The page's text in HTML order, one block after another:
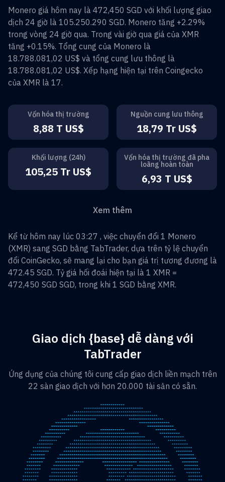
Monero giá hôm nay là 472,450 SGD với khối lượng giao
dịch 24 giờ là 105.250.290 SGD. Monero tăng +2.29%
trong vòng 24 giờ qua. Trong vài giờ qua giá của XMR
tăng +0.15%. Tổng cung của Monero là
18.788.081,02 US$ và tổng cung lưu thông là
18.788.081,02 US$. Xếp hạng hiện tại trên Coingecko
của XMR là 17.
Vốn hóa thị trường
8,88 T US$
Nguồn cung lưu thông
18,79 Tr US$
Khối lượng (24h)
105,25 Tr US$
Vốn hóa thị trường đã pha
loãng hoàn toàn
6,93 T US$
Xem thêm
Kể từ hôm nay lúc 03:27 , việc chuyển đổi 1 Monero
(XMR) sang SGD bằng TabTrader, dựa trên tỷ lệ chuyển
đổi CoinGecko, sẽ mang lại cho bạn giá trị tương đương là
472.45 SGD. Tỷ giá hối đoái hiện tại là 1 XMR =
472,450 SGD SGD, trong khi 1 SGD bằng XMR.
Giao dịch {base} dễ dàng với
TabTrader
Ứng dụng của chúng tôi cung cấp giao dịch liền mạch trên
22 sàn giao dịch với hơn 20.000 tài sản có sẵn.